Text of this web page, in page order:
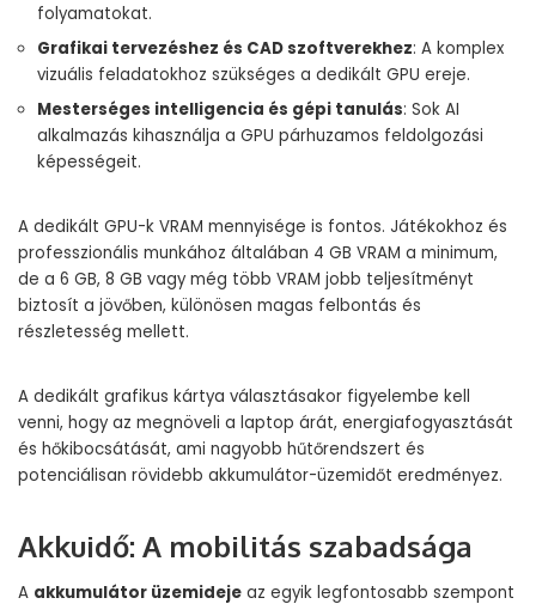
folyamatokat.
Grafikai tervezéshez és CAD szoftverekhez: A komplex
vizuális feladatokhoz szükséges a dedikált GPU ereje.
Mesterséges intelligencia és gépi tanulás: Sok AI
alkalmazás kihasználja a GPU párhuzamos feldolgozási
képességeit.
A dedikált GPU-k VRAM mennyisége is fontos. Játékokhoz és
professzionális munkához általában 4 GB VRAM a minimum,
de a 6 GB, 8 GB vagy még több VRAM jobb teljesítményt
biztosít a jövőben, különösen magas felbontás és
részletesség mellett.
A dedikált grafikus kártya választásakor figyelembe kell
venni, hogy az megnöveli a laptop árát, energiafogyasztását
és hőkibocsátását, ami nagyobb hűtőrendszert és
potenciálisan rövidebb akkumulátor-üzemidőt eredményez.
Akkuidő: A mobilitás szabadsága
A akkumulátor üzemideje az egyik legfontosabb szempont